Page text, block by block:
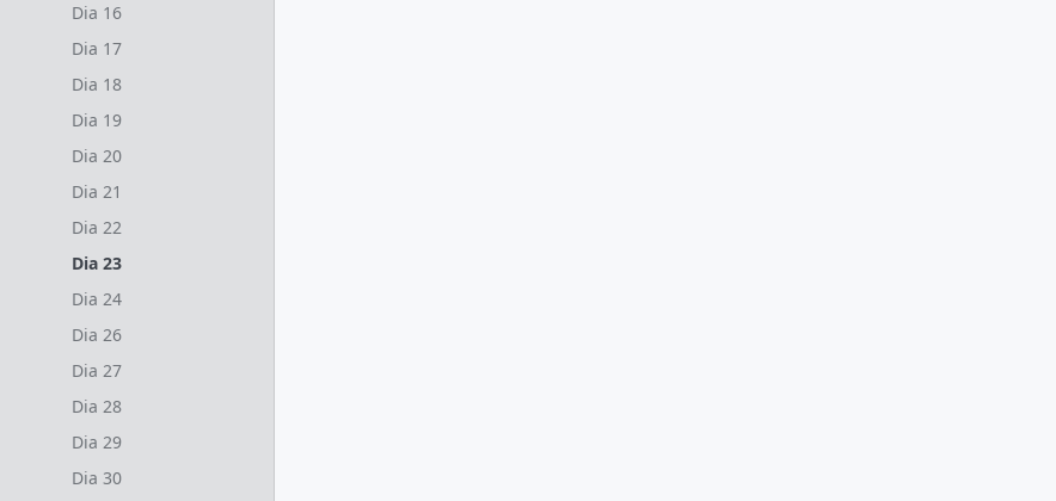
Dia 16
Dia 17
Dia 18
Dia 19
Dia 20
Dia 21
Dia 22
Dia 23
Dia 24
Dia 26
Dia 27
Dia 28
Dia 29
Dia 30